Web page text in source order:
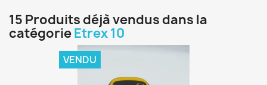
15 Produits déjà vendus dans la
catégorieEtrex 10
VENDU